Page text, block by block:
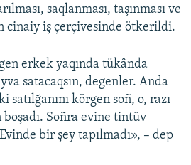
saqlanması, taşınması ve
cinaiy iş çerçivesinde ötkerildi.
erkek yaqında tükânda
satacaqsın, degenler. Anda
satılğanını körgen soñ, o, razı
boşadı. Soñra evine tintüv
bir şey tapılmadı», – dep